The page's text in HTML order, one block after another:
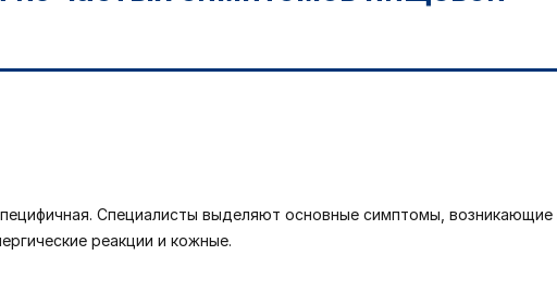
Специалисты выделяют основные симптомы, возникающие
реакции и кожные.